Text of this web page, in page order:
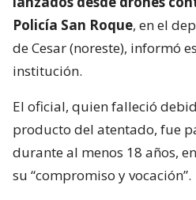
Policía San Roque, en el
de Cesar (noreste), informó
institución.
El oficial, quien falleció
producto del atentado, fue
durante al menos 18 años,
su “compromiso y vocación”.